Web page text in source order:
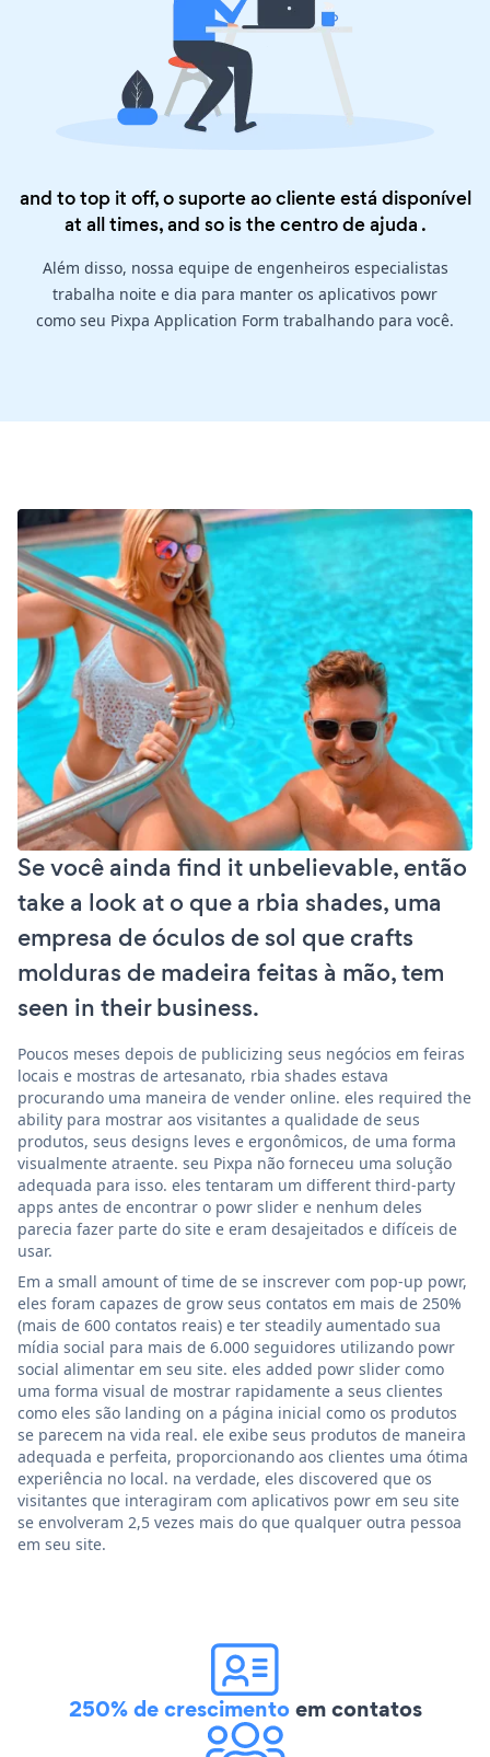
and to top it off, o suporte ao cliente está disponível
at all times, and so is thecentro de ajuda .
Além disso, nossa equipe de engenheiros especialistas
trabalha noite e dia para manter os aplicativos powr
como seu Pixpa Application Form trabalhando para você.
Se você ainda find it unbelievable, então
take a look at o que a rbia shades, uma
empresa de óculos de sol que crafts
molduras de madeira feitas à mão, tem
seen in their business.
Poucos meses depois de publicizing seus negócios em feiras
locais e mostras de artesanato, rbia shades estava
procurando uma maneira de vender online. eles required the
ability para mostrar aos visitantes a qualidade de seus
produtos, seus designs leves e ergonômicos, de uma forma
visualmente atraente. seu Pixpa não forneceu uma solução
adequada para isso. eles tentaram um different third-party
apps antes de encontrar o powr slider e nenhum deles
parecia fazer parte do site e eram desajeitados e difíceis de
usar.
Em a small amount of time de se inscrever com pop-up powr,
eles foram capazes de grow seus contatos em mais de 250%
(mais de 600 contatos reais) e ter steadily aumentado sua
mídia social para mais de 6.000 seguidores utilizando powr
social alimentar em seu site. eles added powr slider como
uma forma visual de mostrar rapidamente a seus clientes
como eles são landing on a página inicial como os produtos
se parecem na vida real. ele exibe seus produtos de maneira
adequada e perfeita, proporcionando aos clientes uma ótima
experiência no local. na verdade, eles discovered que os
visitantes que interagiram com aplicativos powr em seu site
se envolveram 2,5 vezes mais do que qualquer outra pessoa
em seu site.
250% de crescimentoem contatos